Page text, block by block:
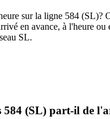
sur la ligne 584 (SL)?
en avance, à l'heure ou
SL.
584 (SL) part-il de